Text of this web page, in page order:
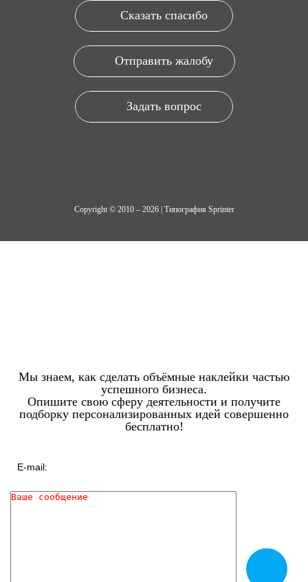
Сказать спасибо
Отправить жалобу
Задать вопрос
Copyright © 2010 – 2026 | Типография Sprinter
Мы знаем, как сделать объёмные наклейки частью
успешного бизнеса.
Опишите свою сферу деятельности и получите
подборку персонализированных идей совершенно
бесплатно!